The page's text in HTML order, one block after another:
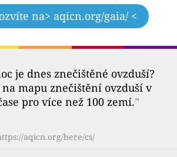
na> aqicn.org/gaia/ <
je dnes znečištěné ovzduší?
na mapu znečištění ovzduší v
pro více než 100 zemí.”
aqicn.org/here/cs/